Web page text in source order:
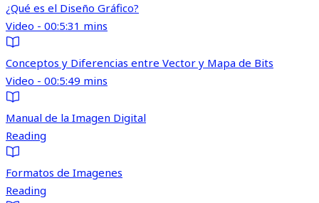
¿Qué es el Diseño Gráfico?
Video - 00:5:31 mins
Conceptos y Diferencias entre Vector y Mapa de Bits
Video - 00:5:49 mins
Manual de la Imagen Digital
Reading
Formatos de Imagenes
Reading